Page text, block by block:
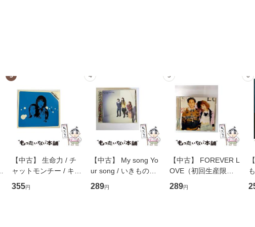
3
【中古】 生命力 / チ
ャットモンチー / キュ
ーンレコード [CD]
【メール便送料無料】
355円
4
【中古】 My song Yo
ur song / いきものが
かり / [CD]【メール便
送料無料】
289円
5
【中古】 FOREVER L
OVE（初回生産限定
盤） / 清水翔太×加藤
ミリヤ / [CD]【メール
289円
6